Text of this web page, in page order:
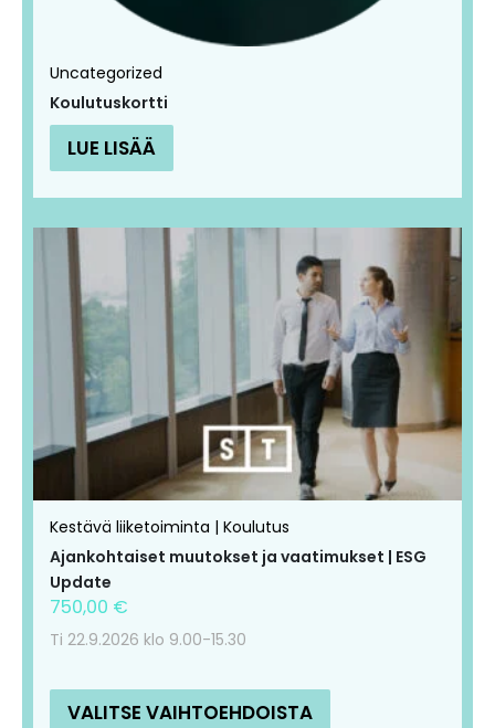
Uncategorized
Koulutuskortti
LUE LISÄÄ
Kestävä liiketoiminta | Koulutus
Ajankohtaiset muutokset ja vaatimukset | ESG
Update
750,00 €
Ti 22.9.2026 klo 9.00-15.30
VALITSE VAIHTOEHDOISTA